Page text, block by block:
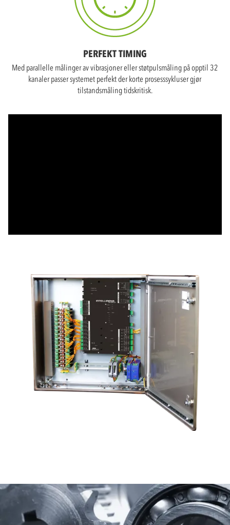
PERFEKT TIMING
Med parallelle målinger av vibrasjoner eller støtpulsmåling på opptil 32
kanaler passer systemet perfekt der korte prosesssykluser gjør
tilstandsmåling tidskritisk.